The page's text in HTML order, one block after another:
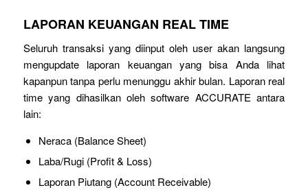
LAPORAN KEUANGAN REAL TIME
Seluruh transaksi yang diinput oleh user akan langsung
mengupdate laporan keuangan yang bisa Anda lihat
kapanpun tanpa perlu menunggu akhir bulan. Laporan real
time yang dihasilkan oleh software ACCURATE antara
lain:
Neraca (Balance Sheet)
Laba/Rugi (Profit & Loss)
Laporan Piutang (Account Receivable)